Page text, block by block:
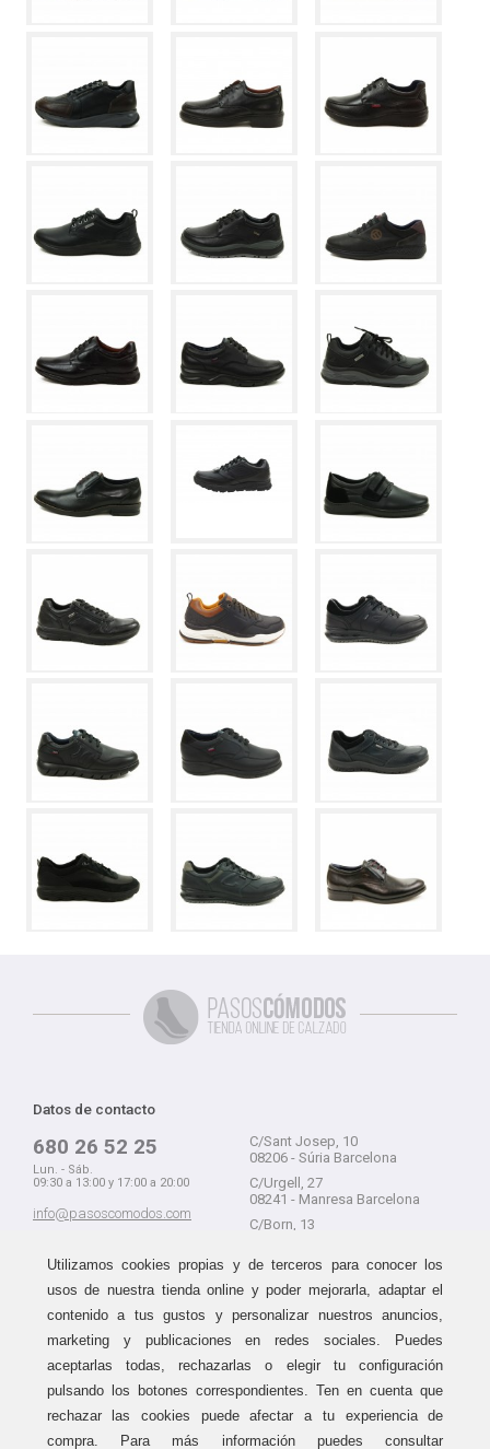
Datos de contacto
680 26 52 25
Lun. - Sáb.
09:30 a 13:00 y 17:00 a 20:00
info@pasoscomodos.com
C/Sant Josep, 10
08206 - Súria Barcelona
C/Urgell, 27
08241 - Manresa Barcelona
C/Born, 13
Guía de compra
Métodos de envío
Devolución sin problemas
Haz tus compras sin miedo a
equivocarte:
aceptamos devolucionesdurante
15 días.
Utilizamos cookies propias y de terceros para conocer los
usos de nuestra tienda online y poder mejorarla, adaptar el
contenido a tus gustos y personalizar nuestros anuncios,
marketing y publicaciones en redes sociales. Puedes
aceptarlas todas, rechazarlas o elegir tu configuración
pulsando los botones correspondientes. Ten en cuenta que
rechazar las cookies puede afectar a tu experiencia de
compra. Para más información puedes consultar